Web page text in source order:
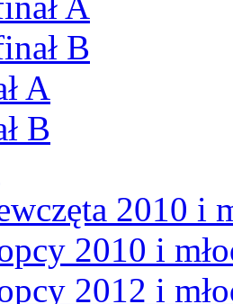
B
A
B
2010 i
2010 i
2012 i